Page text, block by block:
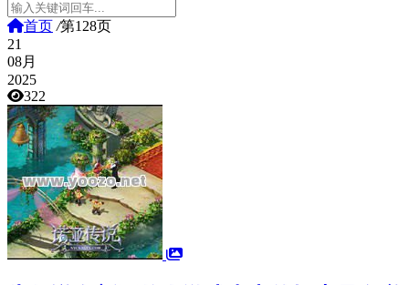
首页 /第128页
21
08月
2025
322